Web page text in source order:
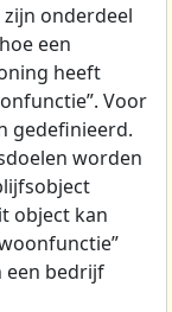
onderdeel
een
heeft
Voor
gedefinieerd.
worden
object kan
een bedrijf